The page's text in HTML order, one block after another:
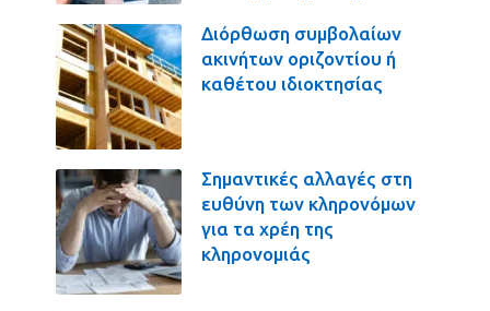
Διόρθωση συμβολαίων
ακινήτων οριζοντίου ή
καθέτου ιδιοκτησίας
Σημαντικές αλλαγές στη
ευθύνη των κληρονόμων
για τα χρέη της
κληρονομιάς